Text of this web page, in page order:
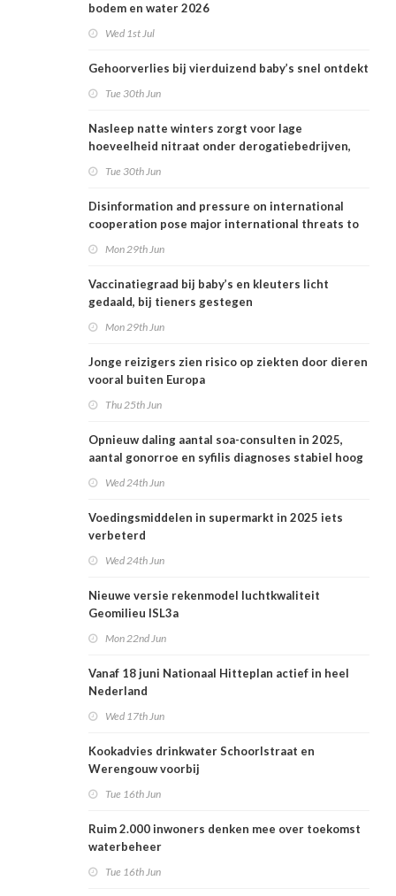
bodem en water 2026
Wed 1st Jul
Gehoorverlies bij vierduizend baby’s snel ontdekt
Tue 30th Jun
Nasleep natte winters zorgt voor lage
hoeveelheid nitraat onder derogatiebedrijven,
Tue 30th Jun
Disinformation and pressure on international
cooperation pose major international threats to
Mon 29th Jun
Vaccinatiegraad bij baby’s en kleuters licht
gedaald, bij tieners gestegen
Mon 29th Jun
Jonge reizigers zien risico op ziekten door dieren
vooral buiten Europa
Thu 25th Jun
Opnieuw daling aantal soa-consulten in 2025,
aantal gonorroe en syfilis diagnoses stabiel hoog
Wed 24th Jun
Voedingsmiddelen in supermarkt in 2025 iets
verbeterd
Wed 24th Jun
Nieuwe versie rekenmodel luchtkwaliteit
Geomilieu ISL3a
Mon 22nd Jun
Vanaf 18 juni Nationaal Hitteplan actief in heel
Nederland
Wed 17th Jun
Kookadvies drinkwater Schoorlstraat en
Werengouw voorbij
Tue 16th Jun
Ruim 2.000 inwoners denken mee over toekomst
waterbeheer
Tue 16th Jun